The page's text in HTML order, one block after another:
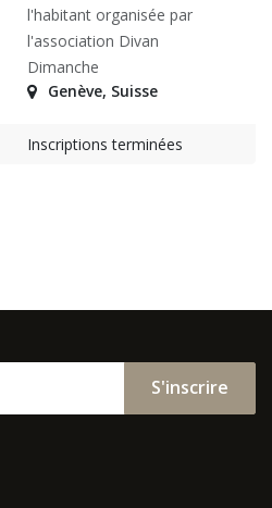
l'habitant organisée par
l'association Divan
Dimanche
Genève, Suisse
Inscriptions terminées
S'inscrire